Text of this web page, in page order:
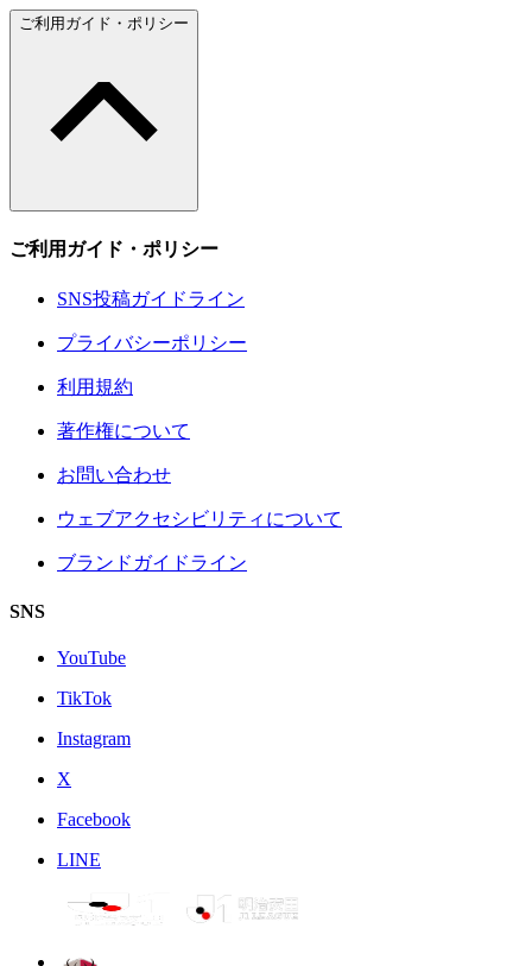
ご利用ガイド・ポリシー
ご利用ガイド・ポリシー
SNS投稿ガイドライン
プライバシーポリシー
利用規約
著作権について
お問い合わせ
ウェブアクセシビリティについて
ブランドガイドライン
SNS
YouTube
TikTok
Instagram
X
Facebook
LINE